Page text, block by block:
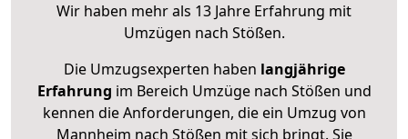
Wir haben mehr als 13 Jahre Erfahrung mit
Umzügen nach Stößen.
Die Umzugsexperten haben langjährige
Erfahrung im Bereich Umzüge nach Stößen und
kennen die Anforderungen, die ein Umzug von
Mannheim nach Stößen mit sich bringt. Sie